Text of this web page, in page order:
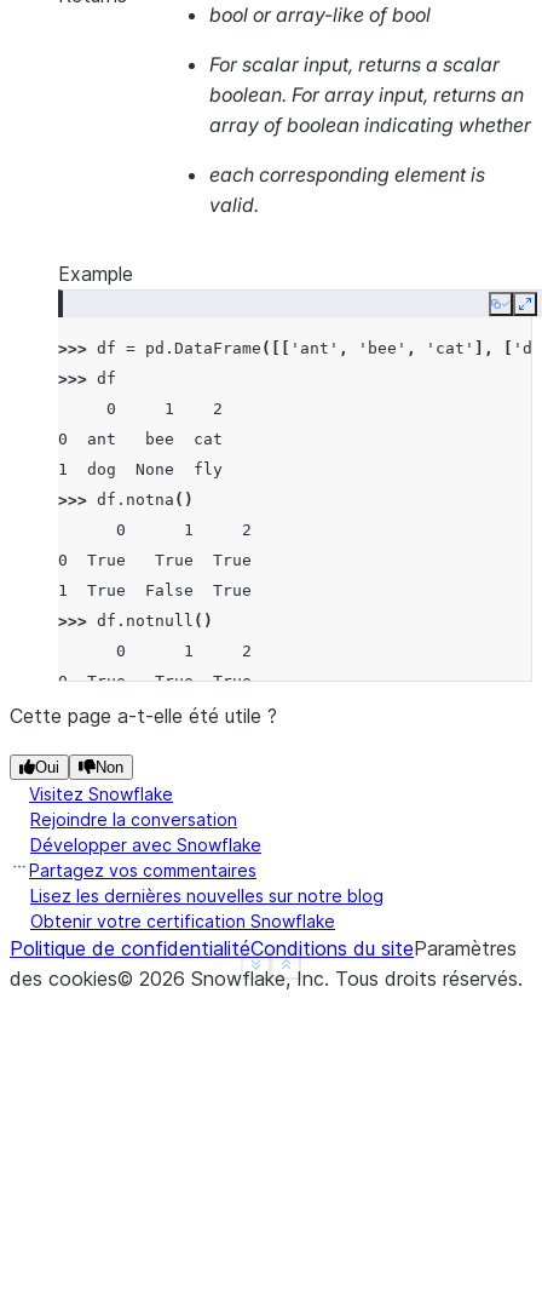
bool or array-like of bool
For scalar input, returns a scalar
boolean. For array input, returns an
array of boolean indicating whether
each corresponding element is
valid.
Example
Copy
>>> df = pd . DataFrame ([[ 'ant' , 'bee' , 'cat' ],
>>> df
     0     1    2
0  ant   bee  cat
1  dog  None  fly
>>> df . notna ()
      0      1     2
0  True   True  True
1  True  False  True
>>> df . notnull ()
      0      1     2
0  True   True  True
1  True  False  True
Show less
See more
Cette page a-t-elle été utile ?
Oui Non
Visitez Snowflake
Rejoindre la conversation
Développer avec Snowflake
Partagez vos commentaires
Lisez les dernières nouvelles sur notre blog
Obtenir votre certification Snowflake
Politique de confidentialitéConditions du siteParamètres
des cookies© 2026 Snowflake, Inc. Tous droits réservés.